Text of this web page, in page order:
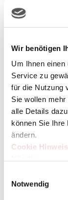
Wir benötigen
Um Ihnen
Service zu
für die Nutzung
Sie wollen
alle Details
können Sie Ihre
ändern.
Cookie
Notwendig
Karriere bei
Kontakt zur
L
Ladung
M
Handwerker
Mazda -